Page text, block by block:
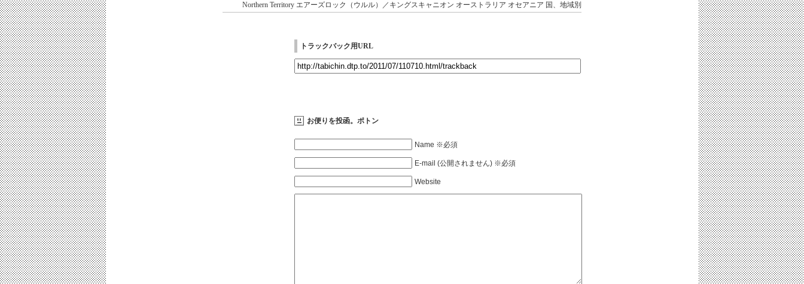
Northern Territory エアーズロック（ウルル）／キングスキャニオン オーストラリア オセアニア 国、地域別
トラックバック用URL
お便りを投函。ポトン
Name ※必須
E-mail (公開されません) ※必須
Website